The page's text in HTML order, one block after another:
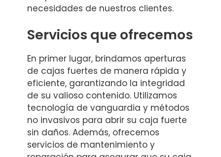
necesidades de nuestros clientes.
Servicios que ofrecemos
En primer lugar, brindamos aperturas
de cajas fuertes de manera rápida y
eficiente, garantizando la integridad
de su valioso contenido. Utilizamos
tecnología de vanguardia y métodos
no invasivos para abrir su caja fuerte
sin daños. Además, ofrecemos
servicios de mantenimiento y